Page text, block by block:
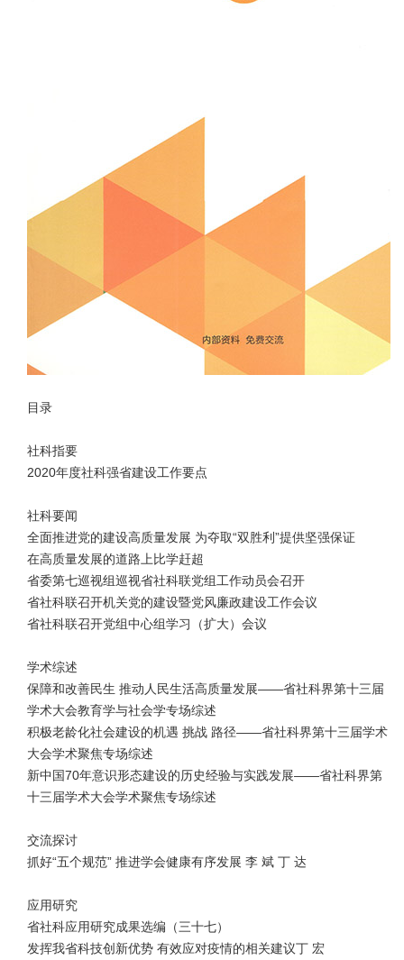
目录
社科指要
2020年度社科强省建设工作要点
社科要闻
全面推进党的建设高质量发展 为夺取“双胜利”提供坚强保证
在高质量发展的道路上比学赶超
省委第七巡视组巡视省社科联党组工作动员会召开
省社科联召开机关党的建设暨党风廉政建设工作会议
省社科联召开党组中心组学习（扩大）会议
学术综述
保障和改善民生 推动人民生活高质量发展——省社科界第十三届
学术大会教育学与社会学专场综述
积极老龄化社会建设的机遇 挑战 路径——省社科界第十三届学术
大会学术聚焦专场综述
新中国70年意识形态建设的历史经验与实践发展——省社科界第
十三届学术大会学术聚焦专场综述
交流探讨
抓好“五个规范” 推进学会健康有序发展 李 斌 丁 达
应用研究
省社科应用研究成果选编（三十七）
发挥我省科技创新优势 有效应对疫情的相关建议丁 宏